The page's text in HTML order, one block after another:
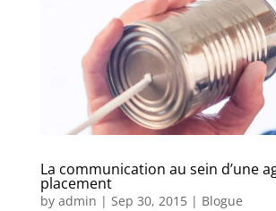
La communication au sein d’une
placement
by admin | Sep 30, 2015| Blogue